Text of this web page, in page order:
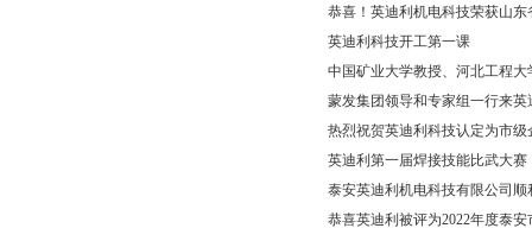
英迪利科技开工第一课
英迪利第一届焊接技能比武大赛